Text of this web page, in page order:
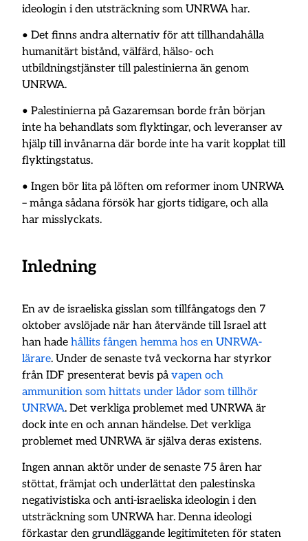
ideologin i den utsträckning som UNRWA har.
• Det finns andra alternativ för att tillhandahålla
humanitärt bistånd, välfärd, hälso- och
utbildningstjänster till palestinierna än genom
UNRWA.
• Palestinierna på Gazaremsan borde från början
inte ha behandlats som flyktingar, och leveranser av
hjälp till invånarna där borde inte ha varit kopplat till
flyktingstatus.
• Ingen bör lita på löften om reformer inom UNRWA
– många sådana försök har gjorts tidigare, och alla
har misslyckats.
Inledning
En av de israeliska gisslan som tillfångatogs den 7
oktober avslöjade när han återvände till Israel att
han hadehållits fången hemma hos en UNRWA-
lärare. Under de senaste två veckorna har styrkor
från IDF presenterat bevis påvapen och
ammunition som hittats under lådor som tillhör
UNRWA. Det verkliga problemet med UNRWA är
dock inte en och annan händelse. Det verkliga
problemet med UNRWA är själva deras existens.
Ingen annan aktör under de senaste 75 åren har
stöttat, främjat och underlättat den palestinska
negativistiska och anti-israeliska ideologin i den
utsträckning som UNRWA har. Denna ideologi
förkastar den grundläggande legitimiteten för staten